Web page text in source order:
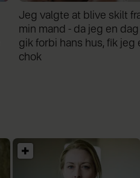
Da fødevarepriserne
vejret, tog Åsa en
beslutning: ”For 700 kr.
ugen bliver hele familien